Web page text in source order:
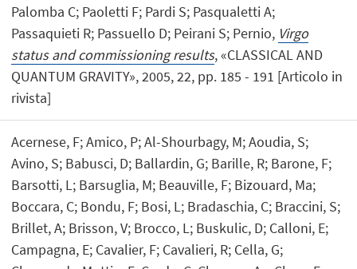
Palomba C; Paoletti F; Pardi S; Pasqualetti A;
Passaquieti R; Passuello D; Peirani S; Pernio, Virgo
status and commissioning results, «CLASSICAL AND
QUANTUM GRAVITY», 2005, 22, pp. 185 - 191 [Articolo in
rivista]
Acernese, F; Amico, P; Al-Shourbagy, M; Aoudia, S;
Avino, S; Babusci, D; Ballardin, G; Barille, R; Barone, F;
Barsotti, L; Barsuglia, M; Beauville, F; Bizouard, Ma;
Boccara, C; Bondu, F; Bosi, L; Bradaschia, C; Braccini, S;
Brillet, A; Brisson, V; Brocco, L; Buskulic, D; Calloni, E;
Campagna, E; Cavalier, F; Cavalieri, R; Cella, G;